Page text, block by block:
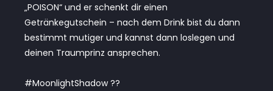
„POISON“ und er schenkt dir einen
Getränkegutschein – nach dem Drink bist du dann
bestimmt mutiger und kannst dann loslegen und
deinen Traumprinz ansprechen.
#MoonlightShadow ??